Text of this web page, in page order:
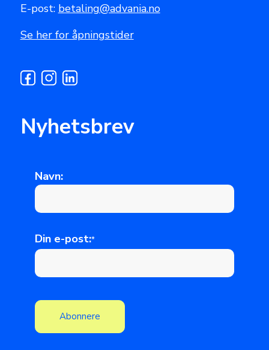
E-post: betaling@advania.no
Se her for åpningstider
Nyhetsbrev
Navn:
Din e-post:*